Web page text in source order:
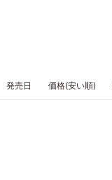
発売日 価格(安い順)